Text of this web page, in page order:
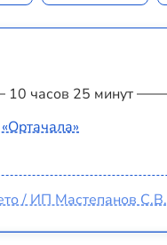
10 часов 25 минут
/ ИП Мастепанов С.В.